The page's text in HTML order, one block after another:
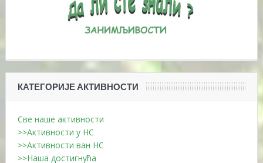
КАТЕГОРИЈЕ АКТИВНОСТИ
Све наше активности
>>Активности у НС
>>Активности ван НС
>>Наша достигнућа